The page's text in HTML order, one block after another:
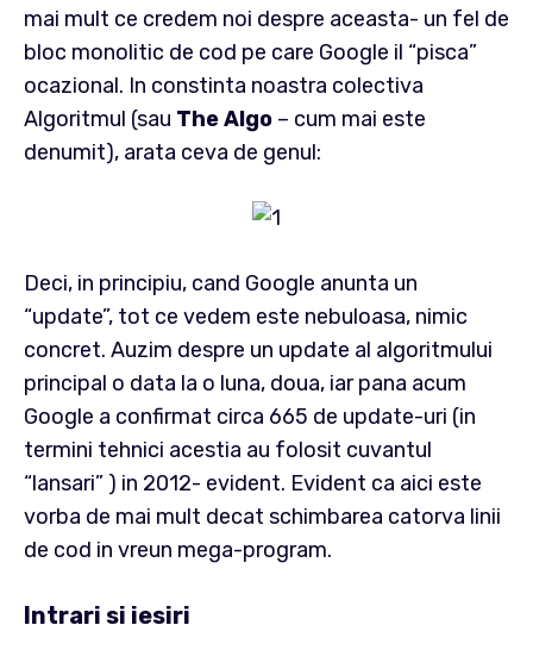
mai mult ce credem noi despre aceasta- un fel de
bloc monolitic de cod pe care Google il “pisca”
ocazional. In constinta noastra colectiva
Algoritmul (sau The Algo – cum mai este
denumit), arata ceva de genul:
Deci, in principiu, cand Google anunta un
“update”, tot ce vedem este nebuloasa, nimic
concret. Auzim despre un update al algoritmului
principal o data la o luna, doua, iar pana acum
Google a confirmat circa 665 de update-uri (in
termini tehnici acestia au folosit cuvantul
“lansari” ) in 2012- evident. Evident ca aici este
vorba de mai mult decat schimbarea catorva linii
de cod in vreun mega-program.
Intrari si iesiri